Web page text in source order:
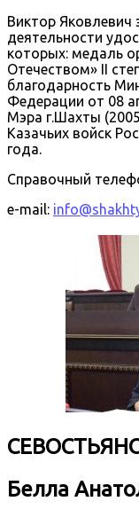
Виктор Яковлевич
деятельности
которых: медаль
Отечеством» II
благодарность
Федерации от 08
Мэра г.Шахты
Казачьих войск
года.
Справочный
e-mail:
Белла